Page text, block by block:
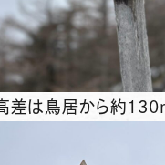
差は鳥居から約